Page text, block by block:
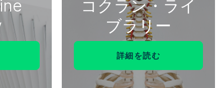
コクラン・ライ
ブラリー
詳細を読む